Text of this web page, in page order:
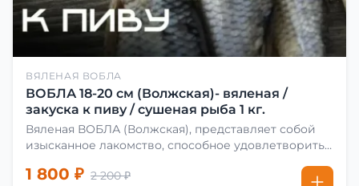
ВЯЛЕНАЯ ВОБЛА
ВОБЛА 18-20 см (Волжская)- вяленая /
закуска к пиву / сушеная рыба 1 кг.
Вяленая ВОБЛА (Волжская), представляет собой
изысканное лакомство, способное удовлетворить
сделать вяленую воблу, её сначала хорошо солят.
1 800 ₽ 2 200 ₽